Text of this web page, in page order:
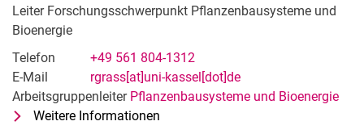
Leiter Forschungsschwerpunkt Pflan­zen­bau­sys­te­me und
Bio­en­er­gie
Telefon
+49 561 804-1312
E-Mail
rgrass[at]uni-kassel[dot]de
Arbeitsgruppenleiter Pflanzenbausysteme und Bioenergie
Weitere Informationen